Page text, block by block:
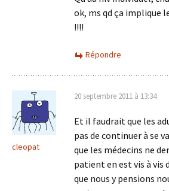
ok, ms qd ça implique
!!!!
Répondre
cleopat
20 septembre 2011 à 13:34
Et il faudrait que les
pas de continuer à se
que les médecins ne
patient en est vis à vis
que nous y pensions